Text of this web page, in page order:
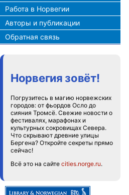
Работа в Норвегии
Авторы и публикации
Обратная связь
Норвегия зовёт!
Погрузитесь в магию норвежских
городов: от фьордов Осло до
сияния Тромсё. Свежие новости о
фестивалях, марафонах и
культурных сокровищах Севера.
Что скрывают древние улицы
Бергена? Откройте секреты прямо
сейчас!
Всё это на сайте cities.norge.ru.